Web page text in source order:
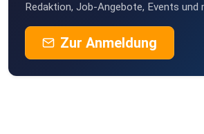
Redaktion, Job-Angebote, Events und
Zur Anmeldung